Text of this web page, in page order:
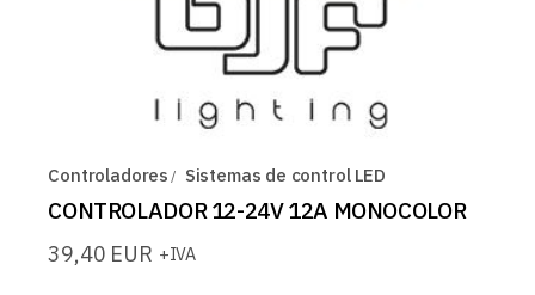
Controladores Sistemas de control LED
CONTROLADOR 12-24V 12A MONOCOLOR
39,40 EUR +IVA